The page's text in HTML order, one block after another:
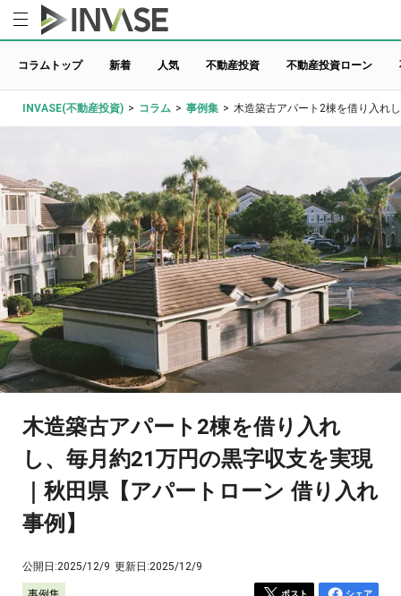
コラムトップ 新着 人気 不動産投資 不動産投資ローン
INVASE(不動産投資) > コラム > 事例集 > 木造築古アパート2棟を借り入れ
木造築古アパート2棟を借り入れ
し、毎月約21万円の黒字収支を実現
｜秋田県【アパートローン 借り入れ
事例】
公開日:2025/12/9 更新日:2025/12/9
ポスト シェア